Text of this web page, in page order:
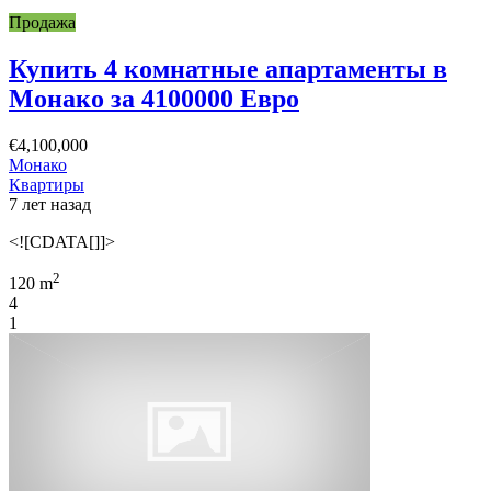
Продажа
Купить 4 комнатные апартаменты в
Монако за 4100000 Евро
€4,100,000
Монако
Квартиры
7 лет назад
<![CDATA[]]>
120 m2
4
1